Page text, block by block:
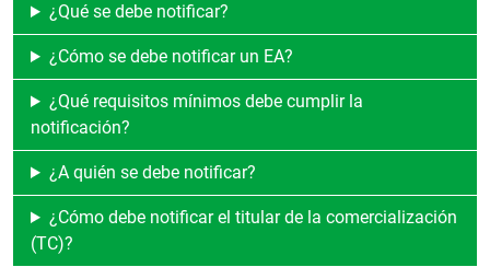
¿Qué se debe notificar?
¿Cómo se debe notificar un EA?
¿Qué requisitos mínimos debe cumplir la
notificación?
¿A quién se debe notificar?
¿Cómo debe notificar el titular de la comercialización
(TC)?